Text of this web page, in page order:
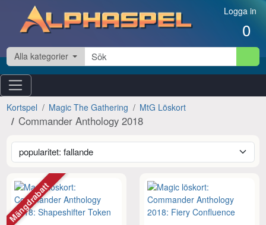
Hoppa till innehåll Logga in
0
Alla kategorier
Kortspel Magic The Gathering MtG Löskort
Commander Anthology 2018
Mängdrabatt